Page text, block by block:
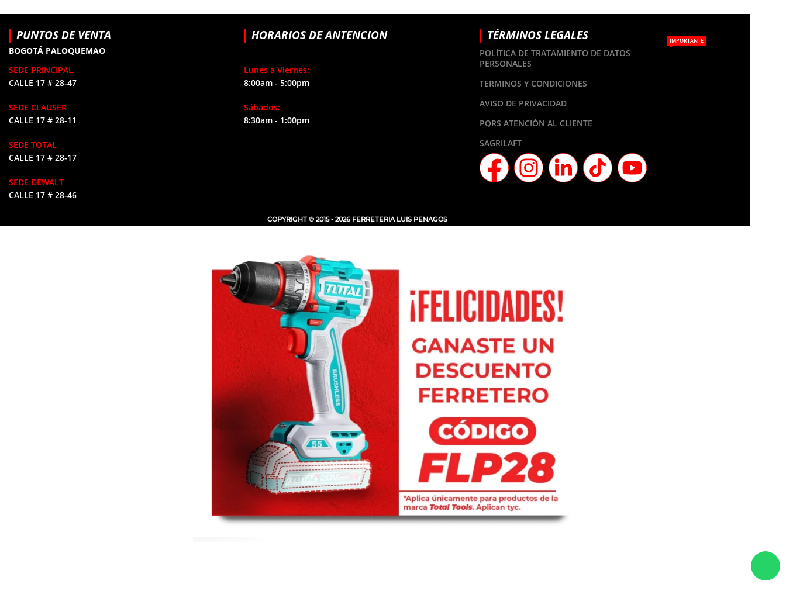
PUNTOS DE VENTA
BOGOTÁ PALOQUEMAO
SEDE PRINCIPAL
CALLE 17 # 28-47
SEDE CLAUSER
CALLE 17 # 28-11
SEDE TOTAL
CALLE 17 # 28-17
SEDE DEWALT
CALLE 17 # 28-46
HORARIOS DE ANTENCION
Lunes a Viernes:
8:00am - 5:00pm
Sábados:
8:30am - 1:00pm
TÉRMINOS LEGALES
POLÍTICA DE TRATAMIENTO DE DATOS
PERSONALES
IMPORTANTE
TERMINOS Y CONDICIONES
AVISO DE PRIVACIDAD
PQRS ATENCIÓN AL CLIENTE
SAGRILAFT
COPYRIGHT © 2015 - 2026 FERRETERIA LUIS PENAGOS